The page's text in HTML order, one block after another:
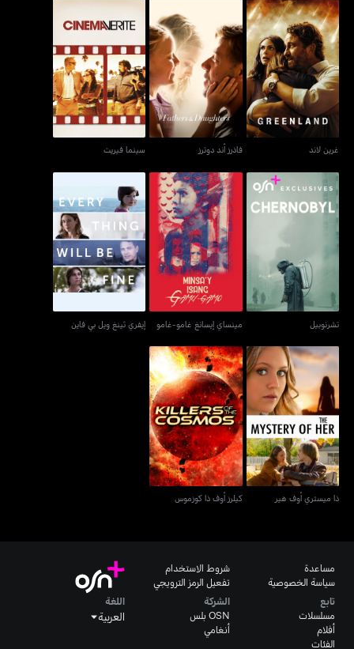
غرين لاند
غرين لاند
فاذرز أند دوترز
فاذرز أند دوترز
سينما فيريت
سينما فيريت
تشرنوبيل
مينساي إيسانغ غامو-غامو
مينساي إيسانغ غامو-غامو
إيفري ثينغ ويل بي فاين
إيفري ثينغ ويل بي فاين
ذا ميستري أوف هير
ذا ميستري أوف هير
كيلرز أوف ذا كوزموس
كيلرز أوف ذا كوزموس
مساعدة
سياسة الخصوصية
شروط الاستخدام
تفعيل الرمز الترويجي
تابع
مسلسلات
أفلام
الفئات
الشركة
OSN بلس
أنغامي
اللغة
العربية